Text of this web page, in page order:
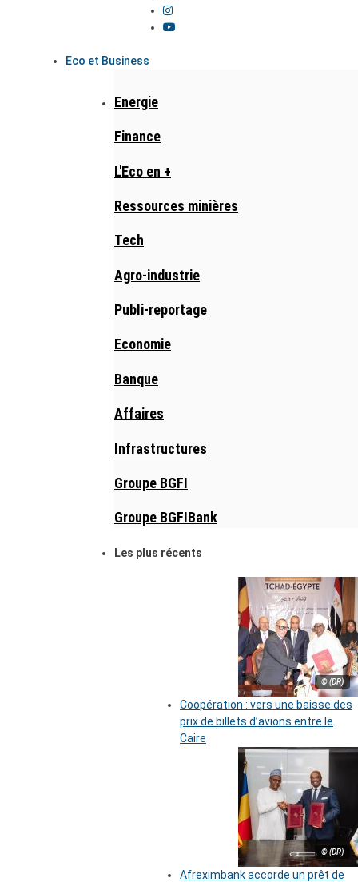
Eco et Business
Energie
Finance
L'Eco en +
Ressources minières
Tech
Agro-industrie
Publi-reportage
Economie
Banque
Affaires
Infrastructures
Groupe BGFI
Groupe BGFIBank
Les plus récents
© (DR)
Coopération : vers une baisse des
prix de billets d’avions entre le
Caire
© (DR)
Afreximbank accorde un prêt de